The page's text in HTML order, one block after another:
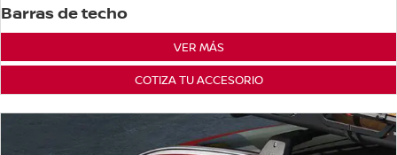
Barras de techo
VER MÁS
COTIZA TU ACCESORIO